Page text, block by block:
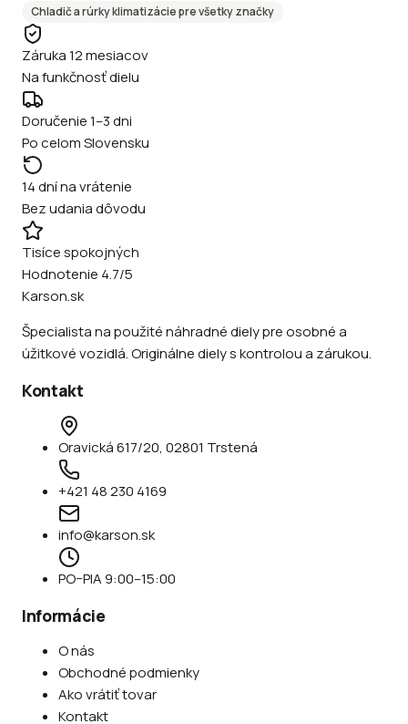
Chladič a rúrky klimatizáciepre všetky značky
Záruka 12 mesiacov
Na funkčnosť dielu
Doručenie 1–3 dni
Po celom Slovensku
14 dní na vrátenie
Bez udania dôvodu
Tisíce spokojných
Hodnotenie 4.7/5
Karson.sk
Špecialista na použité náhradné diely pre osobné a
úžitkové vozidlá. Originálne diely s kontrolou a zárukou.
Kontakt
Oravická 617/20, 02801 Trstená
+421 48 230 4169
info@karson.sk
PO–PIA 9:00–15:00
Informácie
O nás
Obchodné podmienky
Ako vrátiť tovar
Kontakt